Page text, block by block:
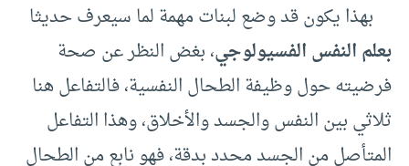
بهذا يكون قد وضع لبنات مهمة لما سيعرف حديثا
بعلم النفس الفسيولوجي، بغض النظر عن صحة
فرضيته حول وظيفة الطحال النفسية، فالتفاعل هنا
ثلاثي بين النفس والجسد والأخلاق، وهذا التفاعل
المتأصل من الجسد محدد بدقة، فهو نابع من الطحال